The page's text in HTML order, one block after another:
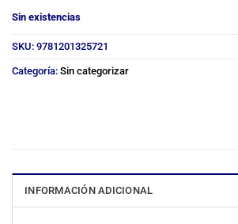
Sin existencias
SKU: 9781201325721
Categoría: Sin categorizar
INFORMACIÓN ADICIONAL